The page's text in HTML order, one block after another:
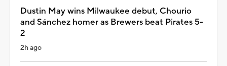
Dustin May wins Milwaukee debut, Chourio
and Sánchez homer as Brewers beat Pirates 5-
2
2h ago